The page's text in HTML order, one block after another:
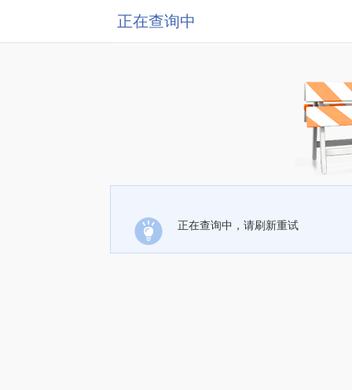
正在查询中
正在查询中，请刷新重试